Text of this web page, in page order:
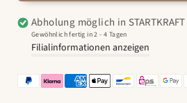
Reinigendes
Ferment
verringern
Reinigendes
Ferment
erhöhen
Abholung möglich in
Gewöhnlich fertig in 2 - 4 Tagen
Filialinformationen anzeigen